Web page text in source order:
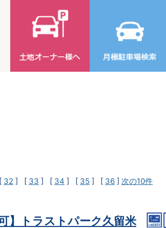
32 ] [ 33 ] [ 34 ] [ 35 ] [ 36 ] 次の10件
】トラストパーク久留米